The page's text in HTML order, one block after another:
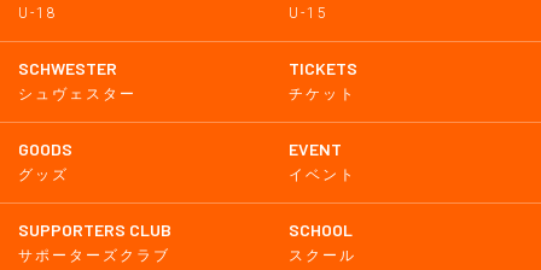
U-18 U-15
SCHWESTER
シュヴェスター
TICKETS
チケット
GOODS
グッズ
EVENT
イベント
SUPPORTERS CLUB
サポーターズクラブ
SCHOOL
スクール